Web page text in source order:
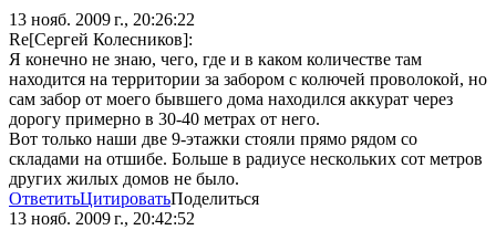
13 нояб. 2009 г., 20:26:22
Re[Сергей Колесников]:
Я конечно не знаю, чего, где и в каком количестве там
находится на территории за забором с колючей проволокой, но
сам забор от моего бывшего дома находился аккурат через
дорогу примерно в 30-40 метрах от него.
Вот только наши две 9-этажки стояли прямо рядом со
складами на отшибе. Больше в радиусе нескольких сот метров
других жилых домов не было.
ОтветитьЦитироватьПоделиться
13 нояб. 2009 г., 20:42:52